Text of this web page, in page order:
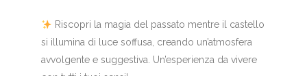
Riscopri la magia del passato mentre il castello
si illumina di luce soffusa, creando un’atmosfera
avvolgente e suggestiva. Un’esperienza da vivere